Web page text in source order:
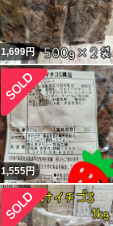
1,699円
1,555円